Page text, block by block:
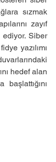
sızmak
zayıf
Siber
yazılımı
hedef alan